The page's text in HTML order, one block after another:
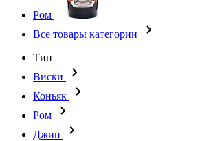
Ром
Все товары категории
Тип
Виски
Коньяк
Ром
Джин